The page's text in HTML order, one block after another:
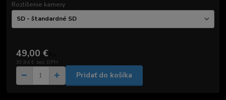
Rozlíšenie kamery
49,00 €
39,84 € bez DPH
Pridať do košíka